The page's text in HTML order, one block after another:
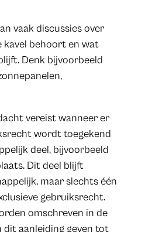
vaak discussies over
behoort en wat
Denk bijvoorbeeld
vereist wanneer er
wordt toegekend
deel, bijvoorbeeld
Dit deel blijft
maar slechts één
gebruiksrecht.
omschreven in de
aanleiding geven tot